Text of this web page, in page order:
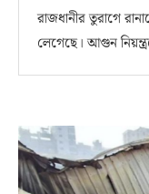
রাজধানীর তুরাগে
লেগেছে। আগুন